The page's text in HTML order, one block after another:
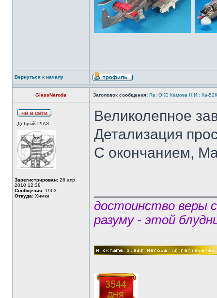
Вернуться к началу
GlassNaroda Заголовок сообщения: Re: ОКБ Камова Н.И.: Ка-
Добрый ГЛАЗ
Зарегистрирован: 26 апр
2010 12:38
Сообщения: 1963
Откуда: Химки
Великолепное
Детализация
С окончанием,
достоинство веры
разуму - этой